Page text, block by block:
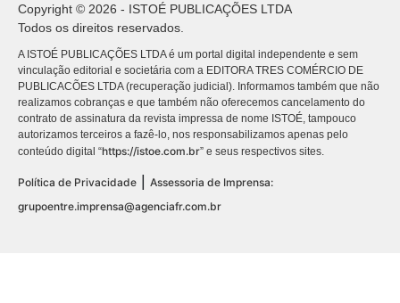
Copyright © 2026 - ISTOÉ PUBLICAÇÕES LTDA
Todos os direitos reservados.
A ISTOÉ PUBLICAÇÕES LTDA é um portal digital independente e sem
vinculação editorial e societária com a EDITORA TRES COMÉRCIO DE
PUBLICACÕES LTDA (recuperação judicial). Informamos também que não
realizamos cobranças e que também não oferecemos cancelamento do
contrato de assinatura da revista impressa de nome ISTOÉ, tampouco
autorizamos terceiros a fazê-lo, nos responsabilizamos apenas pelo
conteúdo digital “https://istoe.com.br” e seus respectivos sites.
Política de Privacidade
Assessoria de Imprensa:
grupoentre.imprensa@agenciafr.com.br